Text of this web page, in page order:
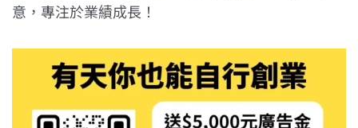
意，專注於業績成長！